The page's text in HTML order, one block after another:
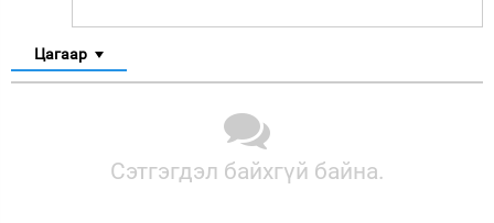
Цагаар
Сэтгэгдэл байхгүй байна.